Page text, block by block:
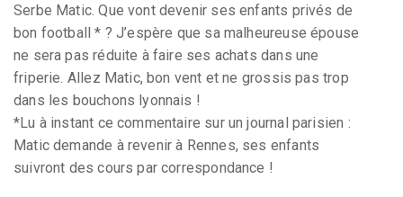
Serbe Matic. Que vont devenir ses enfants privés de
bon football * ? J’espère que sa malheureuse épouse
ne sera pas réduite à faire ses achats dans une
friperie. Allez Matic, bon vent et ne grossis pas trop
dans les bouchons lyonnais !
*Lu à instant ce commentaire sur un journal parisien :
Matic demande à revenir à Rennes, ses enfants
suivront des cours par correspondance !